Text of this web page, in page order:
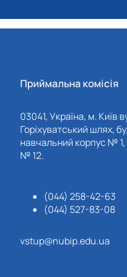
Приймальна комісія
03041, Україна, м. Київ
Горіхуватський шлях,
навчальний корпус № 1,
№ 12.
(044) 258-42-63
(044) 527-83-08
vstup@nubip.edu.ua